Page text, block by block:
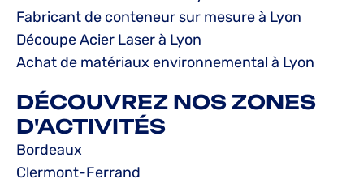
Fabricant de conteneur sur mesure à Lyon
Découpe Acier Laser à Lyon
Achat de matériaux environnemental à Lyon
DÉCOUVREZ NOS ZONES
D'ACTIVITÉS
Bordeaux
Clermont-Ferrand